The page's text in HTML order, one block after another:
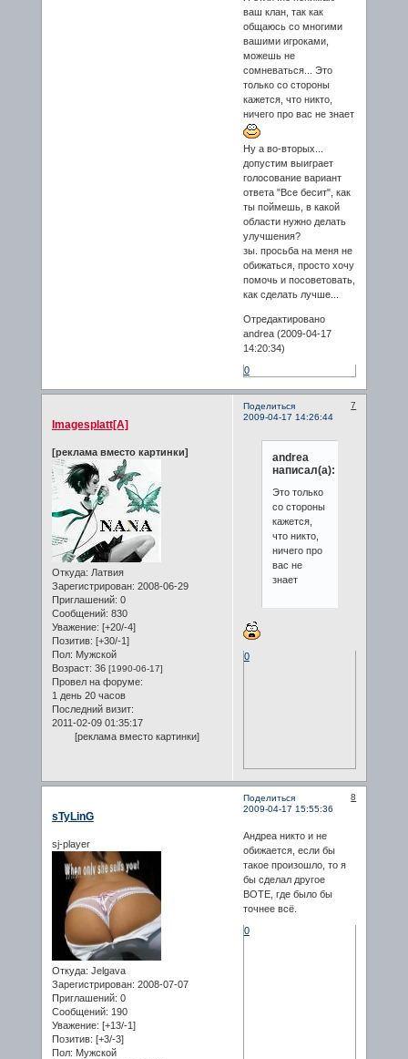
ваш клан, так как
общаюсь со многими
вашими игроками,
можешь не
сомневаться... Это
только со стороны
кажется, что никто,
ничего про вас не знает
Ну а во-вторых...
допустим выиграет
голосование вариант
ответа "Все бесит", как
ты поймешь, в какой
области нужно делать
улучшения?
зы. просьба на меня не
обижаться, просто хочу
помочь и посоветовать,
как сделать лучше...
Отредактировано
andrea (2009-04-17
14:20:34)
0
Поделиться
7
2009-04-17 14:26:44
Imagesplatt[A]
[реклама вместо картинки]
Откуда: Латвия
Зарегистрирован: 2008-06-29
Приглашений: 0
Сообщений: 830
Уважение: [+20/-4]
Позитив: [+30/-1]
Пол: Мужской
Возраст: 36 [1990-06-17]
Провел на форуме:
1 день 20 часов
Последний визит:
2011-02-09 01:35:17
[реклама вместо картинки]
andrea
написал(а):
Это только
со стороны
кажется,
что никто,
ничего про
вас не
знает
0
Поделиться
8
2009-04-17 15:55:36
sTyLinG
sj-player
Откуда: Jelgava
Зарегистрирован: 2008-07-07
Приглашений: 0
Сообщений: 190
Уважение: [+13/-1]
Позитив: [+3/-3]
Пол: Мужской
Андреа никто и не
обижается, если бы
такое произошло, то я
бы сделал другое
ВОТЕ, где было бы
точнее всё.
0